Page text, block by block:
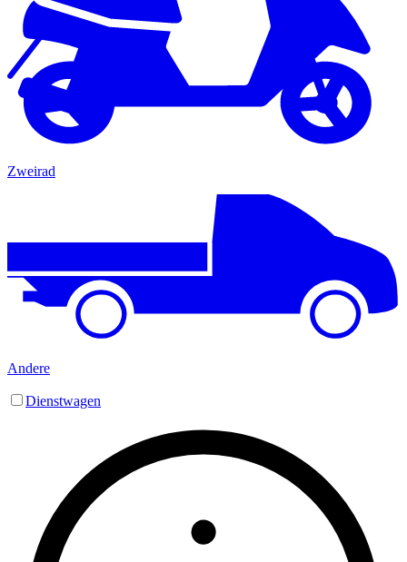
Zweirad
Andere
Dienstwagen